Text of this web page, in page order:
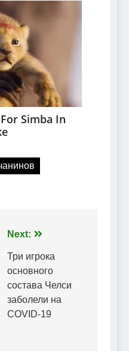
Next:
Три игрока
основного
состава Челси
заболели на
COVID-19